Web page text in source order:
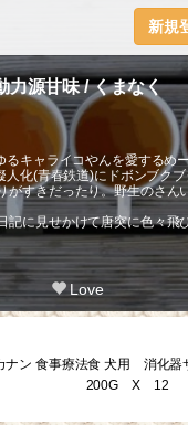
新規
力源甘味 / くまなく
るキャライコやんを愛するめ
人化(青春鉄道)にドボンブク
がすきだったり。野生のさん
記に見せかけて唐突に色々飛
Love
ナン 食事療法食 犬用 消化
200G X 12